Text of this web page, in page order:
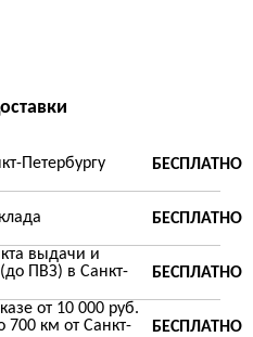
Петербургу БЕСПЛАТНО
БЕСПЛАТНО
выдачи и
ПВЗ) в Санкт-
БЕСПЛАТНО
от 10 000 руб.
700 км от Санкт-
БЕСПЛАТНО